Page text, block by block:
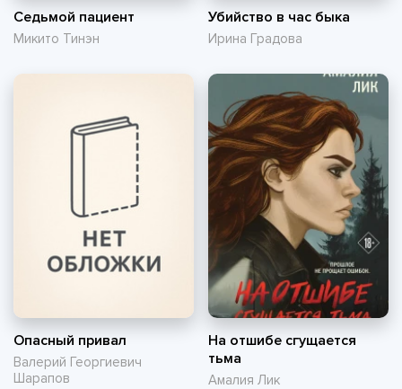
Седьмой пациент
Микито Тинэн
Убийство в час быка
Ирина Градова
Опасный привал
Валерий Георгиевич
Шарапов
На отшибе сгущается
тьма
Амалия Лик